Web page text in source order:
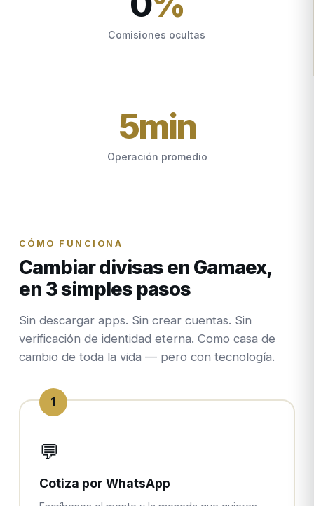
Comisiones ocultas
5min
Operación promedio
CÓMO FUNCIONA
Cambiar divisas en Gamaex,
en 3 simples pasos
Sin descargar apps. Sin crear cuentas. Sin
verificación de identidad eterna. Como casa de
cambio de toda la vida — pero con tecnología.
1
💬
Cotiza por WhatsApp